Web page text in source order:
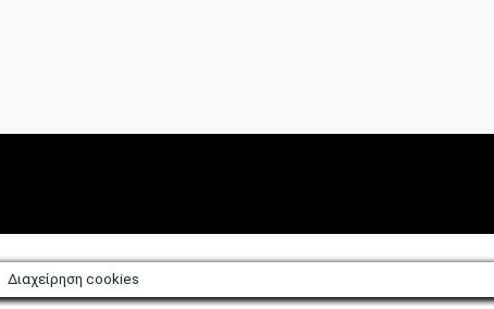
Διαχείρηση cookies